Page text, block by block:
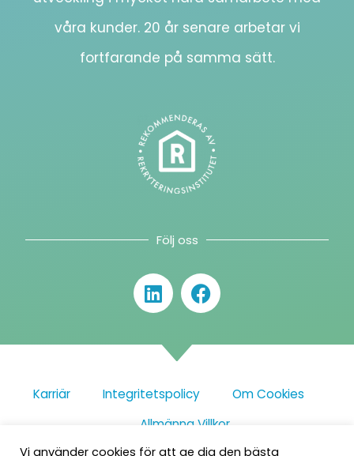
våra kunder. 20 år senare arbetar vi
fortfarande på samma sätt.
Följ oss
Karriär Integritetspolicy
Om Cookies
Allmänna Villkor
Vi använder cookies för att ge dig den bästa